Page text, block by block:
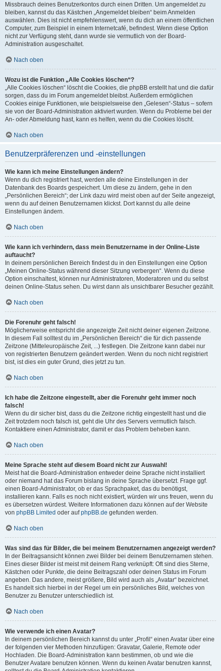
Missbrauch deines Benutzerkontos durch einen Dritten. Um angemeldet zu
bleiben, kannst du das Kästchen „Angemeldet bleiben“ beim Anmelden
auswählen. Dies ist nicht empfehlenswert, wenn du dich an einem öffentlichen
Computer, zum Beispiel in einem Internetcafé, befindest. Wenn diese Option
nicht zur Verfügung steht, dann wurde sie vermutlich von der Board-
Administration ausgeschaltet.
Nach oben
Wozu ist die Funktion „Alle Cookies löschen“?
„Alle Cookies löschen“ löscht die Cookies, die phpBB erstellt hat und die dafür
sorgen, dass du im Forum angemeldet bleibst. Außerdem ermöglichen
Cookies einige Funktionen, wie beispielsweise den „Gelesen“-Status – sofern
sie von der Board-Administration aktiviert wurden. Wenn du Probleme bei der
An- oder Abmeldung hast, kann es helfen, wenn du die Cookies löscht.
Nach oben
Benutzerpräferenzen und -einstellungen
Wie kann ich meine Einstellungen ändern?
Wenn du dich registriert hast, werden alle deine Einstellungen in der
Datenbank des Boards gespeichert. Um diese zu ändern, gehe in den
„Persönlichen Bereich“; der Link dazu wird meist oben auf der Seite angezeigt,
wenn du auf deinen Benutzernamen klickst. Dort kannst du alle deine
Einstellungen ändern.
Nach oben
Wie kann ich verhindern, dass mein Benutzername in der Online-Liste
auftaucht?
In deinem persönlichen Bereich findest du in den Einstellungen eine Option
„Meinen Online-Status während dieser Sitzung verbergen“. Wenn du diese
Option einschaltest, können nur Administratoren, Moderatoren und du selbst
deinen Online-Status sehen. Du wirst dann als unsichtbarer Besucher gezählt.
Nach oben
Die Forenuhr geht falsch!
Möglicherweise entspricht die angezeigte Zeit nicht deiner eigenen Zeitzone.
In diesem Fall solltest du im „Persönlichen Bereich“ die für dich passende
Zeitzone (Mitteleuropäische Zeit, ...) festlegen. Die Zeitzone kann dabei nur
von registrierten Benutzern geändert werden. Wenn du noch nicht registriert
bist, ist dies ein guter Grund, dies jetzt zu tun.
Nach oben
Ich habe die Zeitzone eingestellt, aber die Forenuhr geht immer noch
falsch!
Wenn du dir sicher bist, dass du die Zeitzone richtig eingestellt hast und die
Zeit trotzdem noch falsch ist, geht die Uhr des Servers vermutlich falsch.
Kontaktiere einen Administrator, damit er das Problem beheben kann.
Nach oben
Meine Sprache steht auf diesem Board nicht zur Auswahl!
Meist hat die Board-Administration entweder deine Sprache nicht installiert
oder niemand hat das Forum bislang in deine Sprache übersetzt. Frage ggf.
einen Board-Administrator, ob er das Sprachpaket, das du benötigst,
installieren kann. Falls es noch nicht existiert, würden wir uns freuen, wenn du
es übersetzen würdest. Weitere Informationen dazu können auf der Website
von phpBB Limited oder aufphpBB.de gefunden werden.
Nach oben
Was sind das für Bilder, die bei meinem Benutzernamen angezeigt werden?
In der Beitragsansicht können zwei Bilder bei deinem Benutzernamen stehen.
Eines dieser Bilder ist meist mit deinem Rang verknüpft: Oft sind dies Sterne,
Kästchen oder Punkte, die deine Beitragszahl oder deinen Status im Forum
angeben. Das andere, meist größere, Bild wird auch als „Avatar“ bezeichnet.
Es handelt sich hierbei in der Regel um ein persönliches Bild, welches von
Benutzer zu Benutzer unterschiedlich ist.
Nach oben
Wie verwende ich einen Avatar?
In deinem persönlichen Bereich kannst du unter „Profil“ einen Avatar über eine
der folgenden vier Methoden hinzufügen: Gravatar, Galerie, Remote oder
Hochladen. Die Board-Administration kann bestimmen, ob und wie die
Benutzer Avatare benutzen können. Wenn du keinen Avatar benutzen kannst,